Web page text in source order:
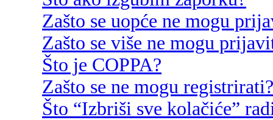
Zašto se uopće ne mogu
Zašto se više ne mogu
Što je COPPA?
Zašto se ne mogu registrirati?
Što “Izbriši sve kolačiće”